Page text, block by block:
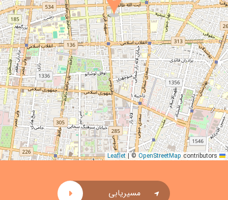
|© OpenStreetMapcontributors
مسیریابی